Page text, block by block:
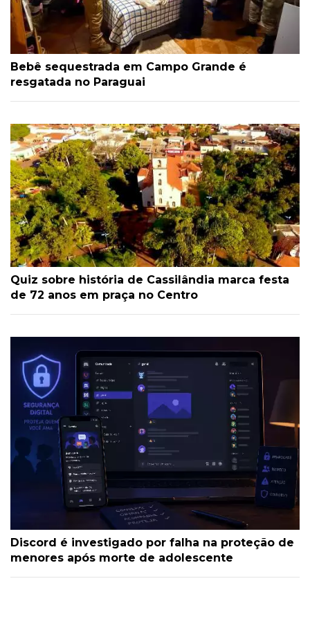
Bebê sequestrada em Campo Grande é
resgatada no Paraguai
Quiz sobre história de Cassilândia marca festa
de 72 anos em praça no Centro
Discord é investigado por falha na proteção de
menores após morte de adolescente